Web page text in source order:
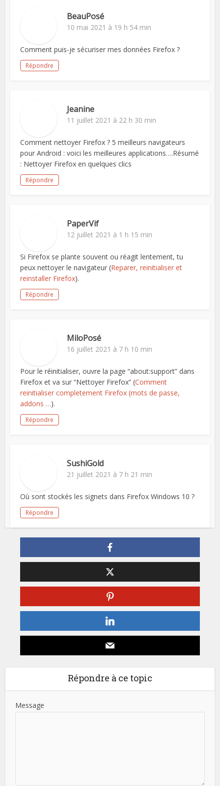
BeauPosé
10 mai 2021 à 19 h 54 min
Comment puis-je sécuriser mes données Firefox ?
Répondre
Jeanine
11 juillet 2021 à 22 h 30 min
Comment nettoyer Firefox ? 5 meilleurs navigateurs
pour Android : voici les meilleures applications….Résumé
: Nettoyer Firefox en quelques clics
Répondre
PaperVif
12 juillet 2021 à 1 h 15 min
Si Firefox se plante souvent ou réagit lentement, tu
peux nettoyer le navigateur (Reparer, reinitialiser et
reinstaller Firefox).
Répondre
MiloPosé
16 juillet 2021 à 7 h 10 min
Pour le réinitialiser, ouvre la page “about:support” dans
Firefox et va sur “Nettoyer Firefox” (Comment
reinitialiser completement Firefox (mots de passe,
addons …).
Répondre
SushiGold
21 juillet 2021 à 7 h 21 min
Où sont stockés les signets dans Firefox Windows 10 ?
Répondre
Répondre à ce topic
Message